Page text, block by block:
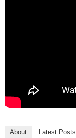
About Latest Posts